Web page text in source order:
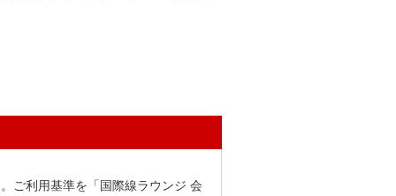
ご利用基準を「国際線ラウンジ 会